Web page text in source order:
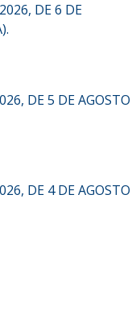
DE 6 DE
DE 5 DE AGOSTO
DE 4 DE AGOSTO